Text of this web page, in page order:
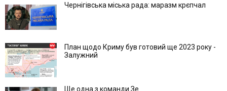
Чернігівська міська рада: маразм крєпчал
План щодо Криму був готовий ще 2023 року -
Залужний
Ще одна з команди Зе